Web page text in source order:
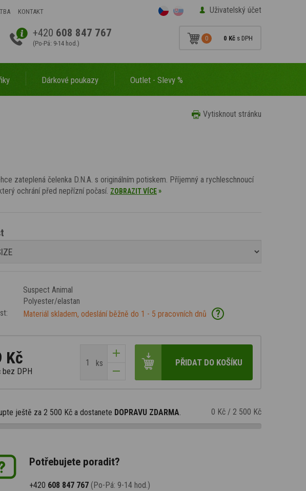
KONTAKT Uživatelský účet
+420 608 847 767
(Po-Pá: 9-14 hod.)
0 0 Kč s DPH
Dárkové poukazy Outlet - Slevy %
Vytisknout stránku
zateplená čelenka D.N.A. s originálním potiskem. Příjemný a rychleschnoucí
ochrání před nepřízní počasí. ZOBRAZIT VÍCE»
Suspect Animal
Polyester/elastan
Materiál skladem, odeslání běžně do 1 - 5 pracovních dnů ?
Kč
bez DPH
ks PŘIDAT DO KOŠÍKU
ještě za 2 500 Kč a dostanete DOPRAVU ZDARMA. 0 Kč / 2 500 Kč
Potřebujete poradit?
+420 608 847 767 (Po-Pá: 9-14 hod.)